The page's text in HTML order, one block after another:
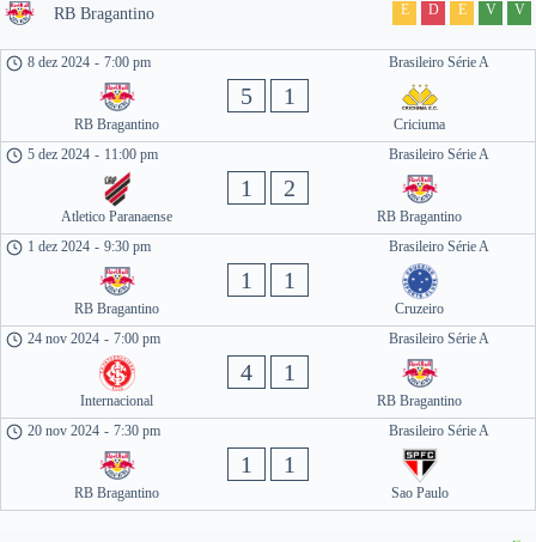
RB Bragantino E D E V V
Brasileiro Série A
8 dez 2024 - 7:00 pm
RB Bragantino
5 1
Criciuma
Brasileiro Série A
5 dez 2024 - 11:00 pm
Atletico Paranaense
1 2
RB Bragantino
Brasileiro Série A
1 dez 2024 - 9:30 pm
RB Bragantino
1 1
Cruzeiro
Brasileiro Série A
24 nov 2024 - 7:00 pm
Internacional
4 1
RB Bragantino
Brasileiro Série A
20 nov 2024 - 7:30 pm
RB Bragantino
1 1
Sao Paulo